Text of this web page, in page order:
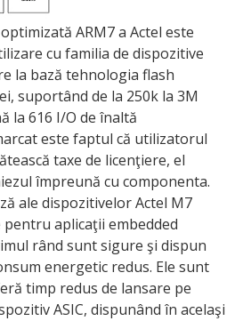
ARM7 a Actel este
cu familia de dispozitive
la bază tehnologia flash
suportând de la 250k la 3M
la 616 I/O de înaltă
este faptul că utilizatorul
taxe de licenţiere, el
împreună cu componenta.
ale dispozitivelor Actel M7
pentru aplicaţii embedded
rând sunt sigure şi dispun
energetic redus. Ele sunt
timp redus de lansare pe
ASIC, dispunând în acelaşi